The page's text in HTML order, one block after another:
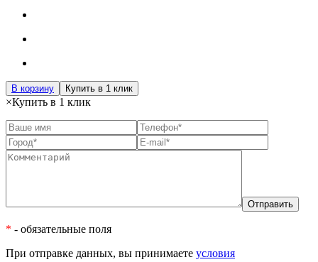
В корзину Купить в 1 клик
×Купить в 1 клик
* - обязательные поля
При отправке данных, вы принимаете условия